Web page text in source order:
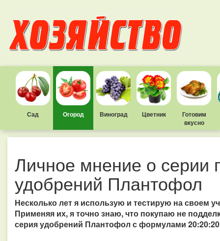
Сад Огород Виноград Цветник
Готовим
вкусно
Личное мнение о серии
удобрений Плантофол
Несколько лет я использую и тестирую на своем
Применяя их, я точно знаю, что покупаю не
серия удобрений Плантофол с формулами